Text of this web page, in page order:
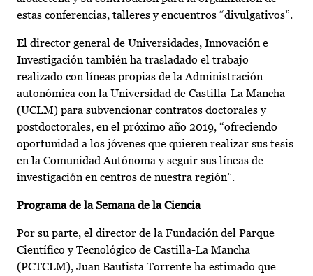
estas conferencias, talleres y encuentros “divulgativos”.
El director general de Universidades, Innovación e
Investigación también ha trasladado el trabajo
realizado con líneas propias de la Administración
autonómica con la Universidad de Castilla-La Mancha
(UCLM) para subvencionar contratos doctorales y
postdoctorales, en el próximo año 2019, “ofreciendo
oportunidad a los jóvenes que quieren realizar sus tesis
en la Comunidad Autónoma y seguir sus líneas de
investigación en centros de nuestra región”.
Programa de la Semana de la Ciencia
Por su parte, el director de la Fundación del Parque
Científico y Tecnológico de Castilla-La Mancha
(PCTCLM), Juan Bautista Torrente ha estimado que